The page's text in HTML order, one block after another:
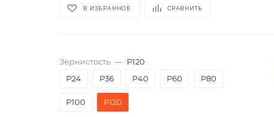
В ИЗБРАННОЕ СРАВНИТЬ
Зернистость — P120
P24
P36 P40 P60 P80
P100 P120